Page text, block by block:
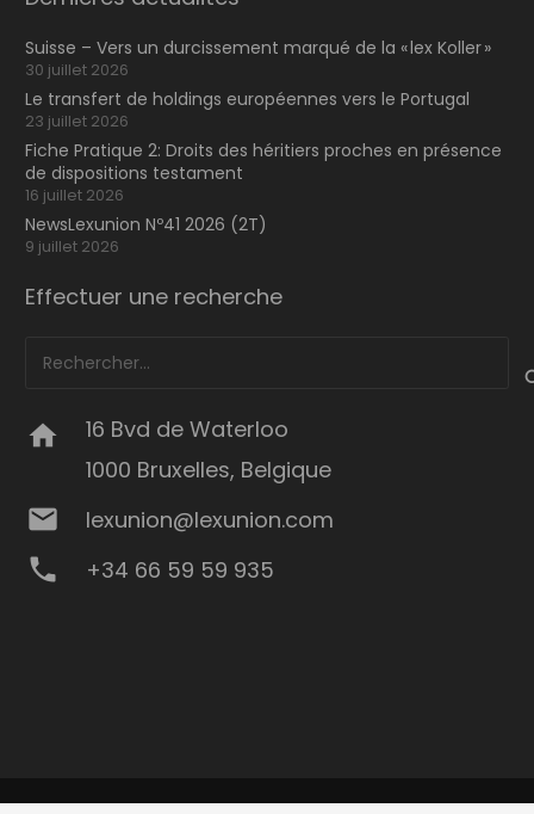
Suisse – Vers un durcissement marqué de la « lex Koller »
30 juillet 2026
Le transfert de holdings européennes vers le Portugal
23 juillet 2026
Fiche Pratique 2: Droits des héritiers proches en présence
de dispositions testament
16 juillet 2026
NewsLexunion Nº41 2026 (2T)
9 juillet 2026
Effectuer une recherche
Rechercher :
home
16 Bvd de Waterloo
1000 Bruxelles, Belgique
mail lexunion@lexunion.com
phone +34 66 59 59 935